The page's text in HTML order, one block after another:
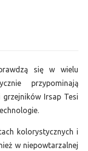
się w wielu
przypominają
Irsap Tesi
kolorystycznych i
w niepowtarzalnej